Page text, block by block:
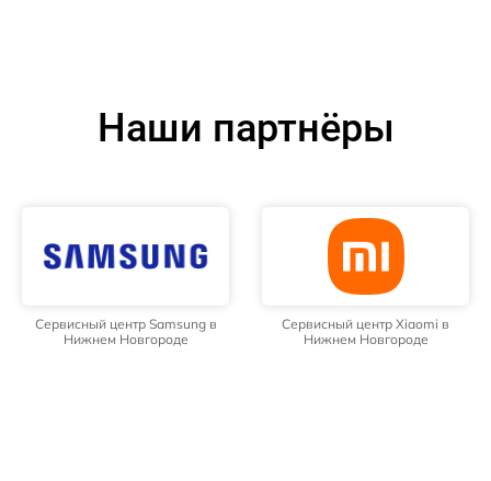
Наши партнёры
Сервисный центр Samsung в
Нижнем Новгороде
Сервисный центр Xiaomi в
Нижнем Новгороде